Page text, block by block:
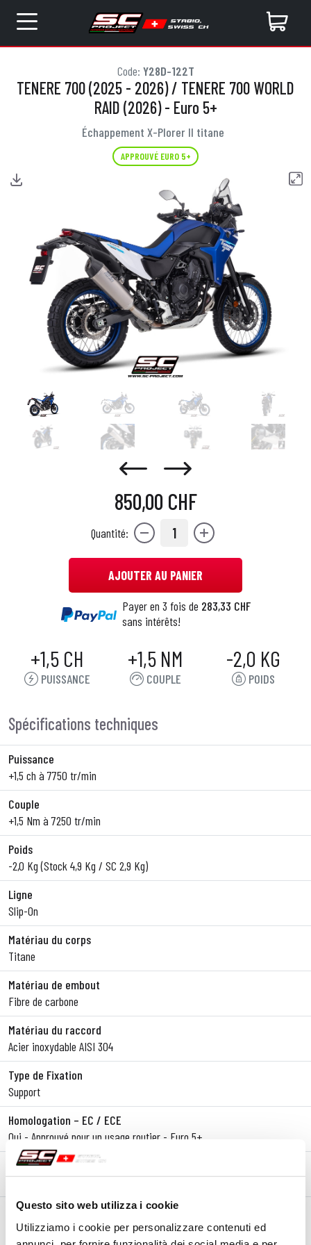
Questo sito web utilizza i cookie
Utilizziamo i cookie per personalizzare contenuti ed
Code: Y28D-122T
TENERE 700 (2025 - 2026) / TENERE 700 WORLD
RAID (2026) - Euro 5+
Échappement X-Plorer II titane
APPROUVÉ EURO 5+
850,00 CHF
Quantité: 1
AJOUTER AU PANIER
Payer en 3 fois de 283,33 CHF
sans intérêts!
+1,5 CH
PUISSANCE
+1,5 NM
COUPLE
-2,0 KG
POIDS
Spécifications techniques
Puissance
+1,5 ch à 7750 tr/min
Couple
+1,5 Nm à 7250 tr/min
Poids
-2,0 Kg (Stock 4,9 Kg / SC 2,9 Kg)
Ligne
Slip-On
Matériau du corps
Titane
Matériau de embout
Fibre de carbone
Matériau du raccord
Acier inoxydable AISI 304
Type de Fixation
Support
Homologation – EC / ECE
Oui - Approuvé pour un usage routier - Euro 5+
Certificat d'homologation
Oui
Notes
Version compatible avec les valises latérales.